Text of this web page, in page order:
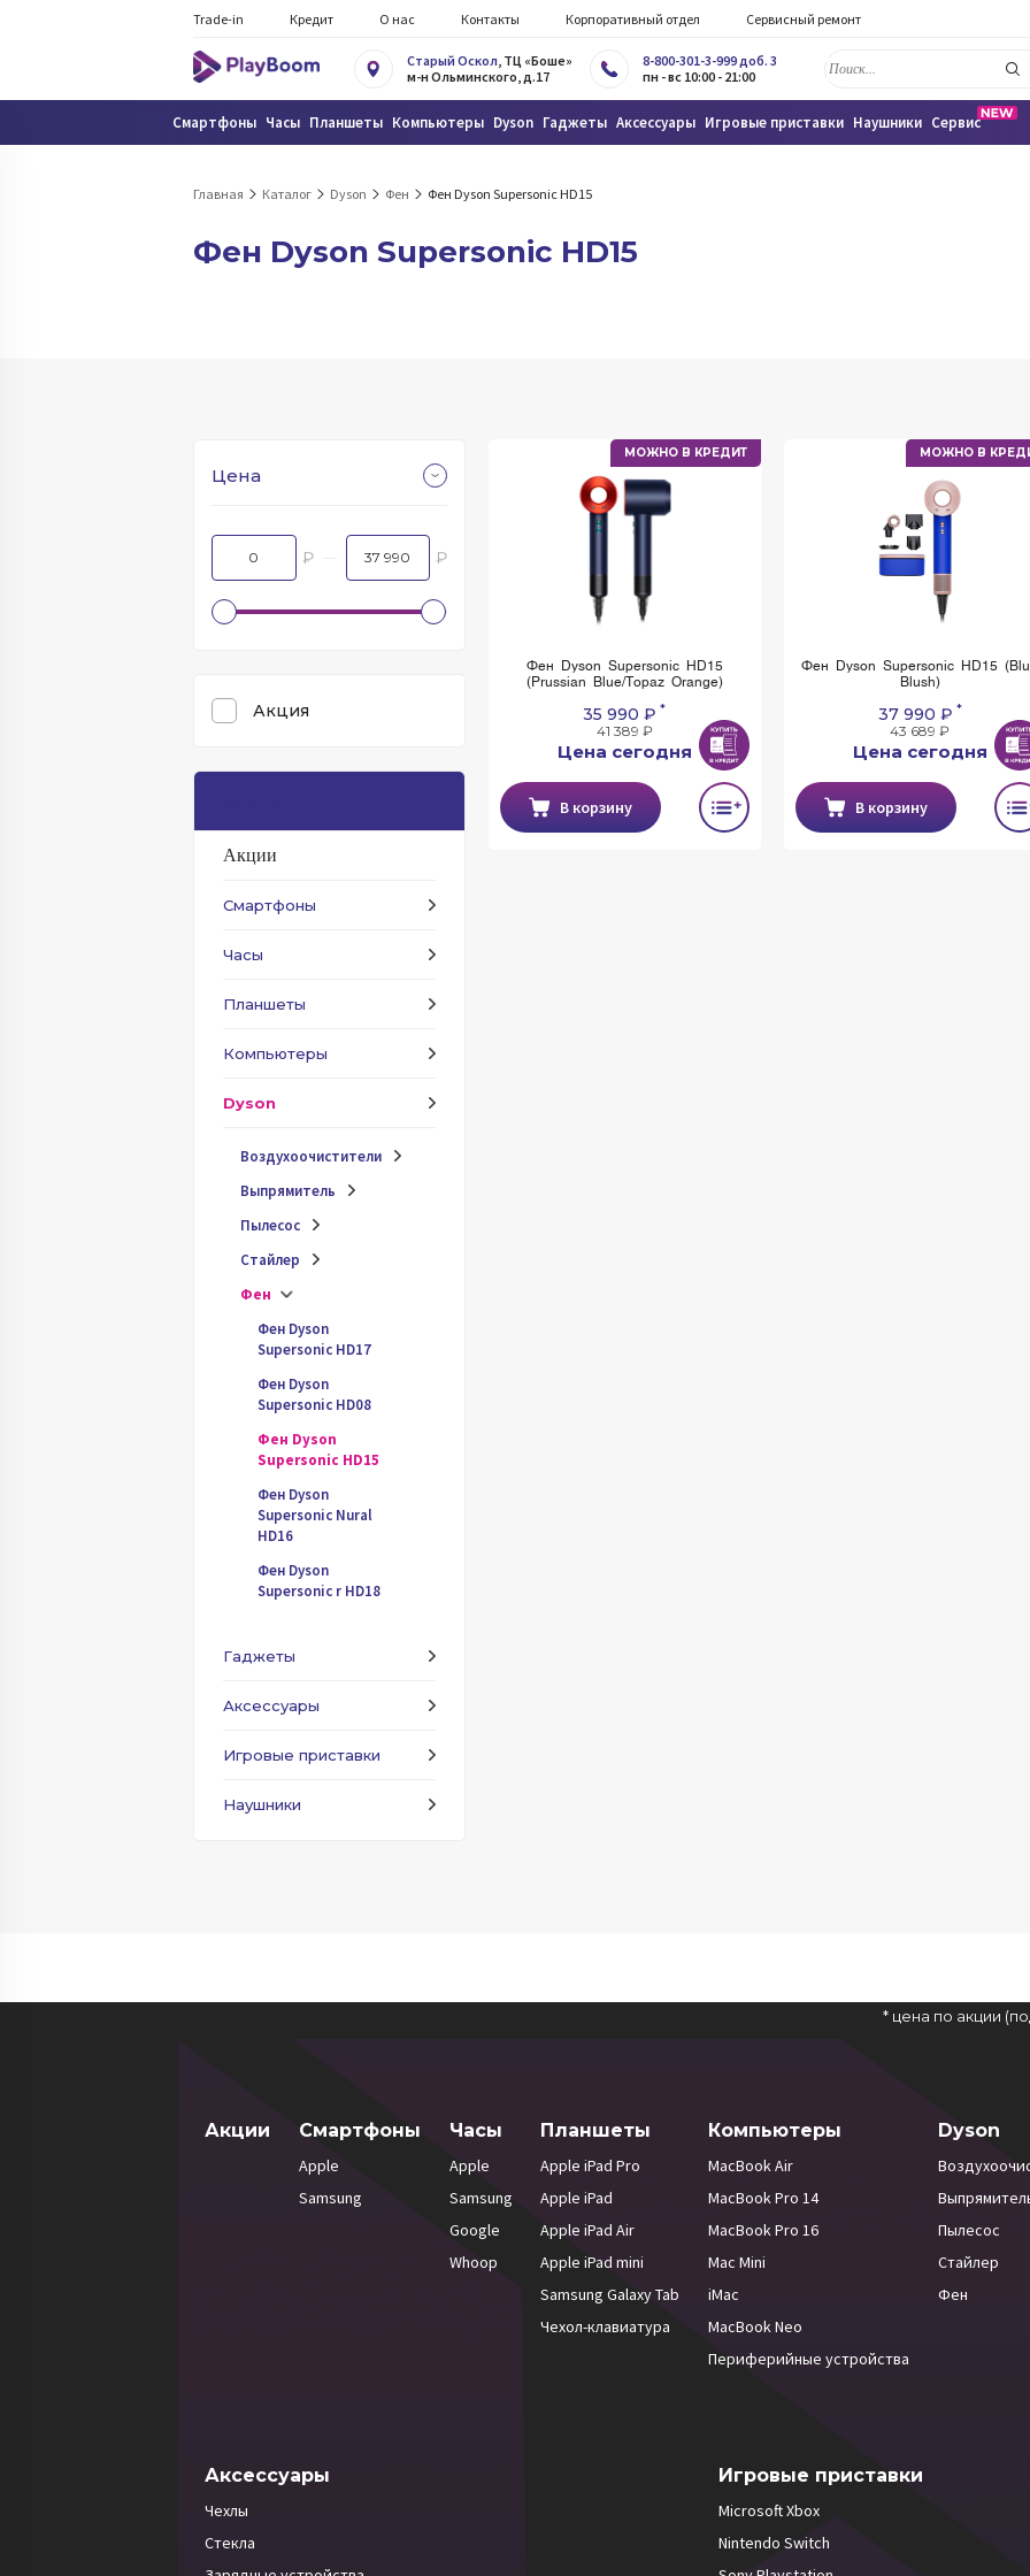
Trade-in Кредит О нас Контакты Корпоративный отдел Сервисный ремонт
Старый Оскол, ТЦ «Боше»
м-н Ольминского, д.17
8-800-301-3-999 доб. 3
пн - вс 10:00 - 21:00
Смартфоны Часы Планшеты Компьютеры Dyson Гаджеты Аксессуары Игровые приставки Наушники Сервис
Главная Каталог Dyson Фен Фен Dyson Supersonic HD15
Фен Dyson Supersonic HD15
Цена
₽ ₽
Акция
Акции
Смартфоны
Часы
Планшеты
Компьютеры
Dyson
Воздухоочистители
Выпрямитель
Пылесос
Стайлер
Фен
Фен Dyson
Supersonic HD17
Фен Dyson
Supersonic HD08
Фен Dyson
Supersonic HD15
Фен Dyson
Supersonic Nural
HD16
Фен Dyson
Supersonic r HD18
Гаджеты
Аксессуары
Игровые приставки
Наушники
МОЖНО В КРЕДИТ
Фен Dyson Supersonic HD15
(Prussian Blue/Topaz Orange)
35 990 ₽ *
41 389 ₽
Цена сегодня
В корзину
МОЖНО В
Фен Dyson Supersonic HD15
Blush)
37 990 ₽ *
43 689 ₽
Цена сегодня
В корзину
* цена по акции
Акции Смартфоны
Apple
Samsung
Часы
Apple
Samsung
Google
Whoop
Планшеты
Apple iPad Pro
Apple iPad
Apple iPad Air
Apple iPad mini
Samsung Galaxy Tab
Чехол-клавиатура
Компьютеры
MacBook Air
MacBook Pro 14
MacBook Pro 16
Mac Mini
iMac
MacBook Neo
Периферийные устройства
Dyson
Пылесос
Стайлер
Фен
Аксессуары
Чехлы
Стекла
Игровые приставки
Microsoft Xbox
Nintendo Switch